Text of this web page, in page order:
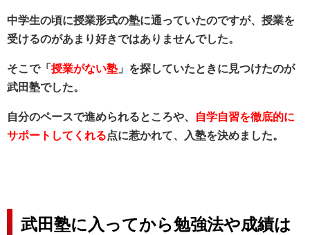
中学生の頃に授業形式の塾に通っていたのですが、授業を
受けるのがあまり好きではありませんでした。
そこで「 授業がない塾 」を探していたときに見つけたのが
武田塾でした。
自分のペースで進められるところや、
自学自習を徹底的に
サポートしてくれる点に惹かれて、入塾を決めました。
武田塾に入ってから勉強法や成績は